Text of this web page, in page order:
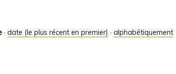
· date (le plus récent en premier) · alphabétiquement